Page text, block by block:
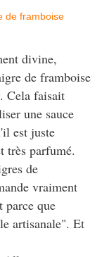
divine,
de framboise
. Cela faisait
une sauce
est juste
très parfumé.
de
vraiment
parce que
artisanale". Et